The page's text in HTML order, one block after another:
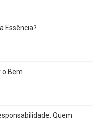
Essência?
o Bem
Quem